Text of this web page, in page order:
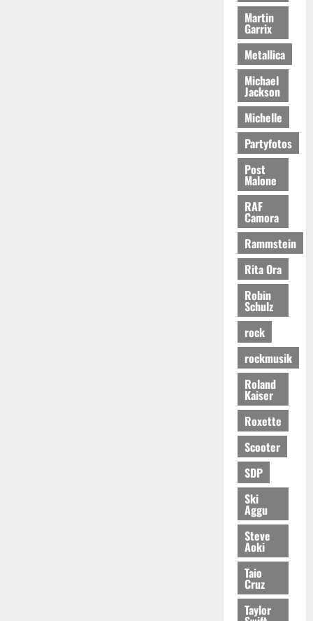
Martin
Garrix
Metallica
Michael
Jackson
Michelle
Partyfotos
Post
Malone
RAF
Camora
Rammstein
Rita Ora
Robin
Schulz
rock
rockmusik
Roland
Kaiser
Roxette
Scooter
SDP
Ski
Aggu
Steve
Aoki
Taio
Cruz
Taylor